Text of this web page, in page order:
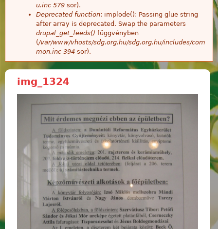
u.inc 579 sor).
Deprecated function: implode(): Passing glue string
after array is deprecated. Swap the parameters
drupal_get_feeds() függvényben
(/var/www/vhosts/sdg.org.hu/sdg.org.hu/includes/com
mon.inc 394 sor).
img_1324